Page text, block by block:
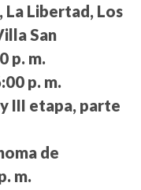
La Libertad, Los
San
p. m.
p. m.
III etapa, parte
de
m.